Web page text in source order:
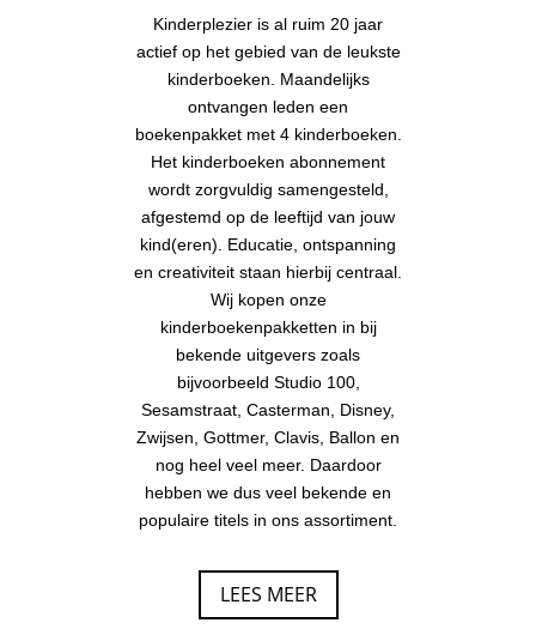
Kinderplezier is al ruim 20 jaar
actief op het gebied van de leukste
kinderboeken. Maandelijks
ontvangen leden een
boekenpakket met 4 kinderboeken.
Het kinderboeken abonnement
wordt zorgvuldig samengesteld,
afgestemd op de leeftijd van jouw
kind(eren). Educatie, ontspanning
en creativiteit staan hierbij centraal.
Wij kopen onze
kinderboekenpakketten in bij
bekende uitgevers zoals
bijvoorbeeld Studio 100,
Sesamstraat, Casterman, Disney,
Zwijsen, Gottmer, Clavis, Ballon en
nog heel veel meer. Daardoor
hebben we dus veel bekende en
populaire titels in ons assortiment.
LEES MEER